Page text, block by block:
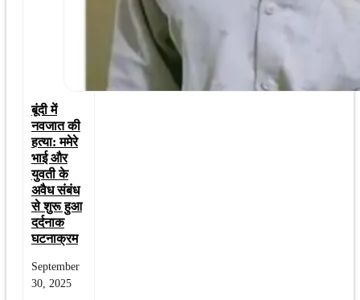
बूंदी में
नवजात की
हत्या: ममेरे
भाई और
युवती के
अवैध संबंध
से शुरू हुआ
दर्दनाक
घटनाक्रम
September
30, 2025